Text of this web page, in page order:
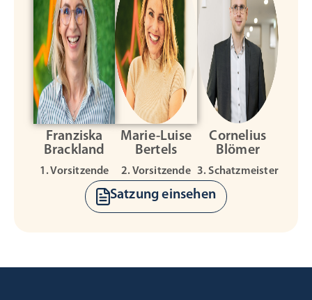
Franziska
Brackland
1. Vorsitzende
Marie-Luise
Bertels
2. Vorsitzende
Cornelius
Blömer
3. Schatzmeister
Satzung einsehen